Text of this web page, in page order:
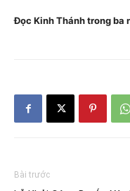
Đọc Kinh Thánh trong ba
Bài trước